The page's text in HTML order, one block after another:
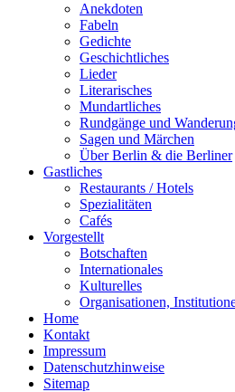
Anekdoten
Fabeln
Gedichte
Geschichtliches
Lieder
Literarisches
Mundartliches
Rundgänge und
Sagen und Märchen
Über Berlin & die Berliner
Gastliches
Restaurants / Hotels
Spezialitäten
Cafés
Vorgestellt
Botschaften
Internationales
Kulturelles
Organisationen,
Home
Kontakt
Impressum
Datenschutzhinweise
Sitemap